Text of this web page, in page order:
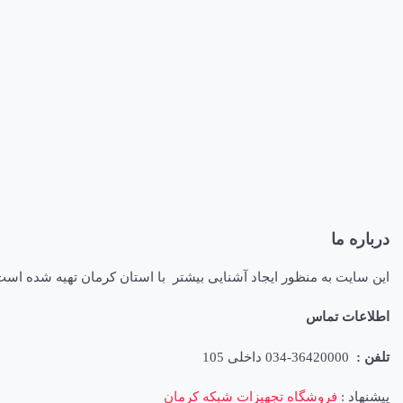
درباره ما
این سایت به منظور ایجاد آشنایی بیشتر با استان کرمان تهیه شده
اطلاعات تماس
تلفن :
پیشنهاد : فروشگاه تجهیزات شبکه کرمان